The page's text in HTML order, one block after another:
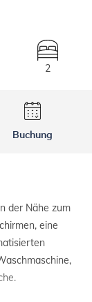
2
Buchung
der Nähe zum
eine